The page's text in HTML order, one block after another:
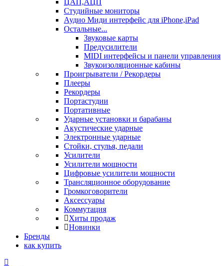
ЦАП,АЦП
Студийные мониторы
Аудио Миди интерфейс для iPhone,iPad
Остальные...
Звуковые карты
Предусилители
MIDI интерфейсы и панели управления
Звукоизоляционные кабины
Проигрыватели / Рекордеры
Плееры
Рекордеры
Портастудии
Портативные
Ударные установки и барабаны
Акустические ударные
Электронные ударные
Стойки, стулья, педали
Усилители
Усилители мощности
Цифровые усилители мощности
Трансляционное оборудование
Громкоговорители
Аксессуары
Коммутация
Хиты продаж
Новинки
Бренды
как купить